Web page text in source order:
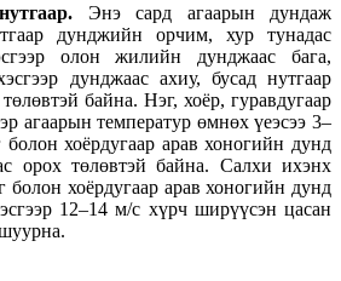
Энэ сард агаарын дундаж
дунджийн орчим, хур тунадас
олон жилийн дунджаас бага,
дунджаас ахиу, бусад нутгаар
байна. Нэг, хоёр, гуравдугаар
агаарын температур өмнөх үеэсээ 3–
хоёрдугаар арав хоногийн дунд
орох төлөвтэй байна. Салхи ихэнх
болон хоёрдугаар арав хоногийн дунд
12–14 м/с хүрч ширүүсэн цасан